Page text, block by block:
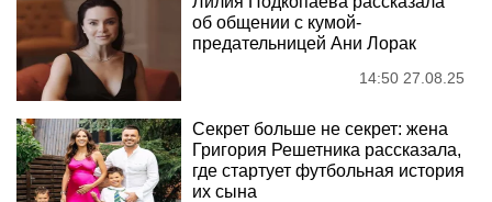
об общении с кумой-
предательницей Ани Лорак
14:50 27.08.25
Секрет больше не секрет: жена
Григория Решетника рассказала,
где стартует футбольная история
их сына